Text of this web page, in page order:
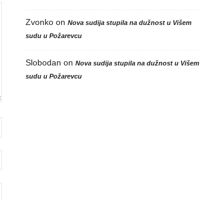
Zvonkoon Nova sudija stupila na dužnost u Višem
sudu u Požarevcu
Slobodan on Nova sudija stupila na dužnost u Višem
sudu u Požarevcu